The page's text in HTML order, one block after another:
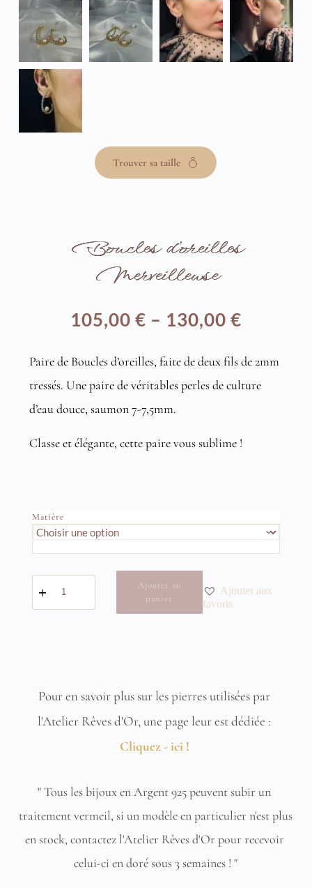
Trouver sa taille
Boucles d’oreilles
Merveilleuse
105,00 € – 130,00 €
Plage
de
prix :
Paire de Boucles d’oreilles, faite de deux fils de 2mm
tressés. Une paire de véritables perles de culture
d’eau douce, saumon 7-7,5mm.
Classe et élégante, cette paire vous sublime !
Matière
quantité
de
Ajouter au
panier
Ajouter aux
favoris
Pour en savoir plus sur les pierres utilisées par
Cliquez - ici !
" Tous les bijoux en Argent 925 peuvent subir un
traitement vermeil, si un modèle en particulier n'est plus
en stock, contactez l'Atelier Rêves d'Or pour recevoir
celui-ci en doré sous 3 semaines ! "